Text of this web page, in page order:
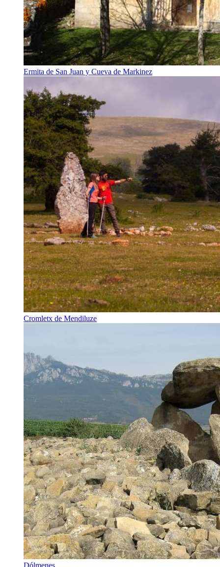
Ermita de San Juan y Cueva de Markinez
Cromletx de Mendiluze
Dólmenes